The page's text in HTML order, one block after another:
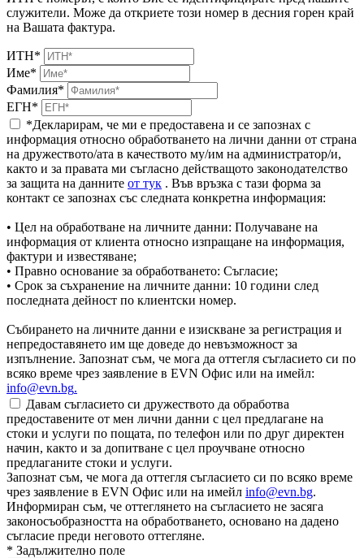
служители. Може да откриете този номер в десния горен край
на Вашата фактура.
ИТН*
Име*
Фамилия*
ЕГН*
*Декларирам, че ми е предоставена и се запознах с
информация относно обработването на лични данни от страна
на дружеството/ата в качеството му/им на администратор/и,
както и за правата ми съгласно действащото законодателство
за защита на данните от тук . Във връзка с тази форма за
контакт се запознах със следната конкретна информация:
• Цел на обработване на личните данни: Получаване на
информация от клиента относно изпращане на информация,
фактури и известяване;
• Правно основание за обработването: Съгласие;
• Срок за съхранение на личните данни: 10 години след
последната дейност по клиентски номер.
Събирането на личните данни е изискване за регистрация и
непредоставянето им ще доведе до невъзможност за
изпълнение. Запознат съм, че мога да оттегля съгласието си по
всяко време чрез заявление в EVN Офис или на имейл:
info@evn.bg.
Давам съгласието си дружеството да обработва
предоставените от мен лични данни с цел предлагане на
стоки и услуги по пощата, по телефон или по друг директен
начин, както и за допитване с цел проучване относно
предлаганите стоки и услуги.
Запознат съм, че мога да оттегля съгласието си по всяко време
чрез заявление в EVN Офис или на имейл info@evn.bg.
Информиран съм, че оттеглянето на съгласието не засяга
законосъобразността на обработването, основано на дадено
съгласие преди неговото оттегляне.
* Задължително поле